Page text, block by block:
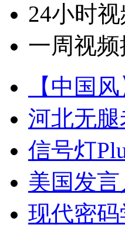
24小时
一周视
【中国
河北无
信号灯
美国发
现代密